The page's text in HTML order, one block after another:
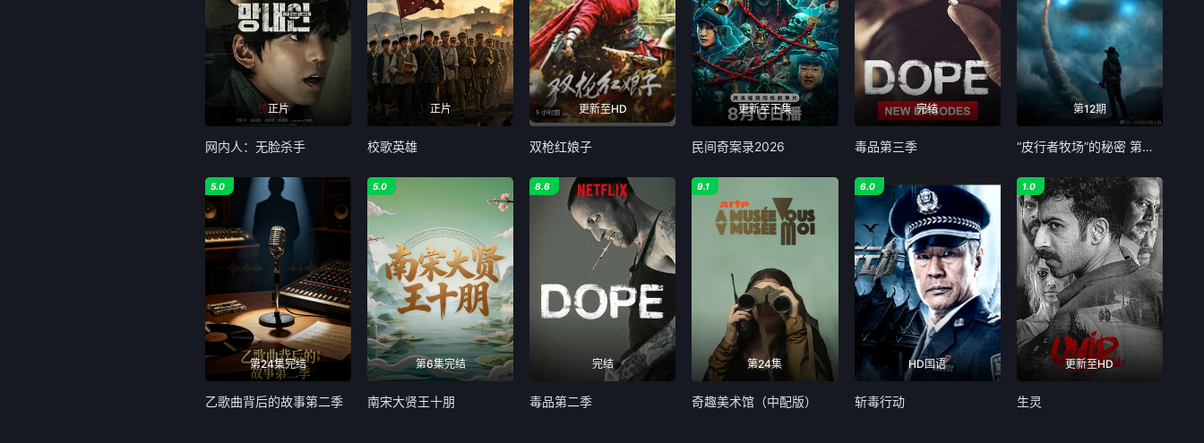
正片
网内人：无脸杀手
正片
校歌英雄
更新至HD
双枪红娘子
更新至下集
民间奇案录2026
完结
毒品第三季
第12期
“皮行者牧场”的秘密 第七季
第24集完结
5.0
乙歌曲背后的故事第二季
第6集完结
5.0
南宋大贤王十朋
完结
8.6
毒品第二季
第24集
9.1
奇趣美术馆（中配版）
HD国语
6.0
斩毒行动
更新至HD
1.0
生灵